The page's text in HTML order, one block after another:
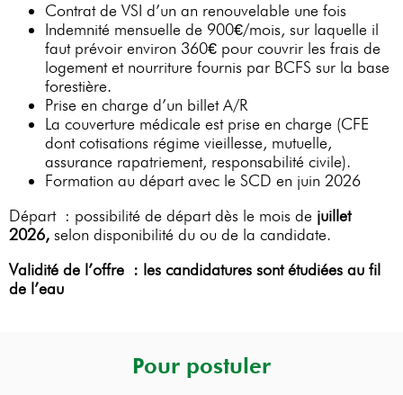
Contrat de VSI d’un an renouvelable une fois
Indemnité mensuelle de 900€/mois, sur laquelle il
faut prévoir environ 360€ pour couvrir les frais de
logement et nourriture fournis par BCFS sur la base
forestière.
Prise en charge d’un billet A/R
La couverture médicale est prise en charge (CFE
dont cotisations régime vieillesse, mutuelle,
assurance rapatriement, responsabilité civile).
Formation au départ avec le SCD en juin 2026
Départ : possibilité de départ dès le mois de juillet
2026, selon disponibilité du ou de la candidate.
Validité de l’offre : les candidatures sont étudiées au fil
de l’eau
Pour postuler